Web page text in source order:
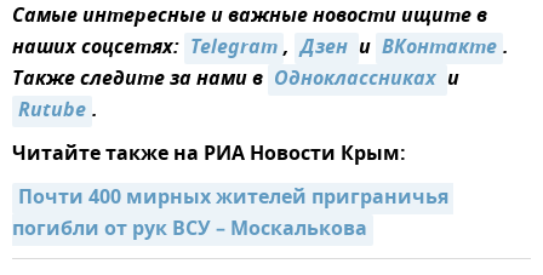
Самые интересные и важные новости ищите в
наших соцсетях: Telegram, Дзен и ВКонтакте.
Также следите за нами в Одноклассниках и
Rutube.
Читайте также на РИА Новости Крым:
Почти 400 мирных жителей приграничья
погибли от рук ВСУ – Москалькова